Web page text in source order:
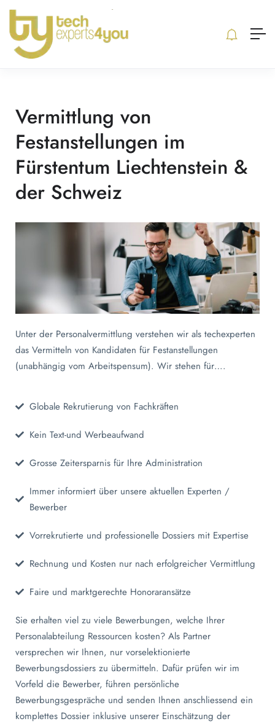
Vermittlung von
Festanstellungen im
Fürstentum Liechtenstein &
der Schweiz
Unter der Personalvermittlung verstehen wir als techexperten
das Vermitteln von Kandidaten für Festanstellungen
(unabhängig vom Arbeitspensum). Wir stehen für….
Globale Rekrutierung von Fachkräften
Kein Text-und Werbeaufwand
Grosse Zeitersparnis für Ihre Administration
Immer informiert über unsere aktuellen Experten /
Bewerber
Vorrekrutierte und professionelle Dossiers mit Expertise
Rechnung und Kosten nur nach erfolgreicher Vermittlung
Faire und marktgerechte Honoraransätze
Sie erhalten viel zu viele Bewerbungen, welche Ihrer
Personalabteilung Ressourcen kosten? Als Partner
versprechen wir Ihnen, nur vorselektionierte
Bewerbungsdossiers zu übermitteln. Dafür prüfen wir im
Vorfeld die Bewerber, führen persönliche
Bewerbungsgespräche und senden Ihnen anschliessend ein
komplettes Dossier inklusive unserer Einschätzung der